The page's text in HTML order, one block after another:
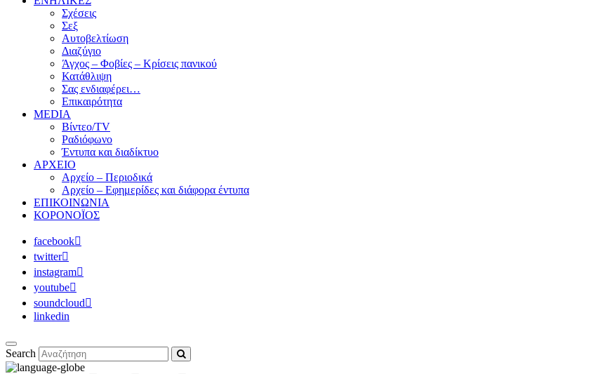
Σχέσεις
Σεξ
Αυτοβελτίωση
Διαζύγιο
Άγχος – Φοβίες – Κρίσεις πανικού
Κατάθλιψη
Σας ενδιαφέρει…
Επικαιρότητα
MEDIA
Βίντεο/TV
Ραδιόφωνο
Έντυπα και διαδίκτυο
ΑΡΧΕΙΟ
Αρχείο – Περιοδικά
Αρχείο – Εφημερίδες και διάφορα έντυπα
ΕΠΙΚΟΙΝΩΝΙΑ
ΚΟΡΟΝΟΪΟΣ
facebook
twitter
instagram
youtube
soundcloud
linkedin
Search